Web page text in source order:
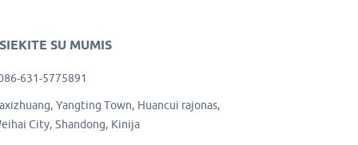
SU MUMIS
631-5775891
Yangting Town, Huancui rajonas,
City, Shandong, Kinija